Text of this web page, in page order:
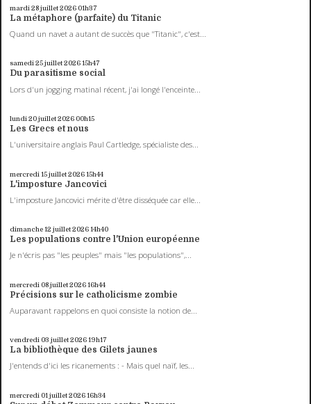
mardi 28juillet 2026 01h37
La métaphore (parfaite) du Titanic
Quand un navet a autant de succès que "Titanic", c'est...
samedi 25juillet 202615h47
Du parasitisme social
Lors d'un jogging matinal récent, j'ai longé l'enceinte...
lundi 20juillet 2026 00h15
Les Grecs et nous
L'universitaire anglais Paul Cartledge, spécialiste des...
mercredi 15juillet 202615h44
L'imposture Jancovici
L'imposture Jancovici mérite d'être disséquée car elle...
dimanche 12 juillet 202614h40
Les populations contre l'Union européenne
Je n'écris pas "les peuples" mais "les populations",...
mercredi 08juillet 202616h44
Précisions sur le catholicisme zombie
Auparavant rappelons en quoi consiste la notion de...
vendredi 03 juillet 202619h17
La bibliothèque des Gilets jaunes
J'entends d'ici les ricanements : - Mais quel naïf, les...
mercredi 01 juillet 202616h34